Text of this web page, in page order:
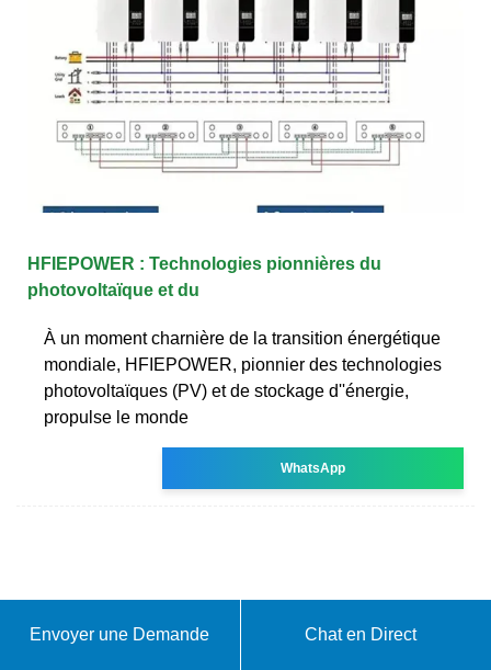
HFIEPOWER : Technologies pionnières du
photovoltaïque et du
À un moment charnière de la transition énergétique
mondiale, HFIEPOWER, pionnier des technologies
photovoltaïques (PV) et de stockage d''énergie,
propulse le monde
WhatsApp
Envoyer une Demande Chat en Direct